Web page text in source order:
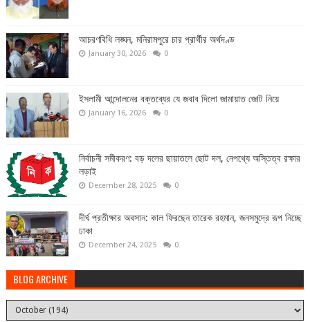
আচরণবিধি লঙ্ঘন, মনিরামপুরে চার প্রার্থীর অর্থদণ্ড
January 30, 2026 0
ইসলামী আন্দোলনের বক্তব্যের যে জবাব দিলো জামায়াত জোট নিয়ে
January 16, 2026 0
নির্বাচনী সমীকরণ: বড় দলের ছায়াতলে ছোট দল, নেপথ্যে অস্তিত্ব রক্ষার
লড়াই
December 28, 2025 0
দীর্ঘ প্রতীক্ষার অবসান: কাল ফিরছেন তারেক রহমান, জনসমুদ্রে রূপ নিচ্ছে
ঢাকা
December 24, 2025 0
BLOG ARCHIVE